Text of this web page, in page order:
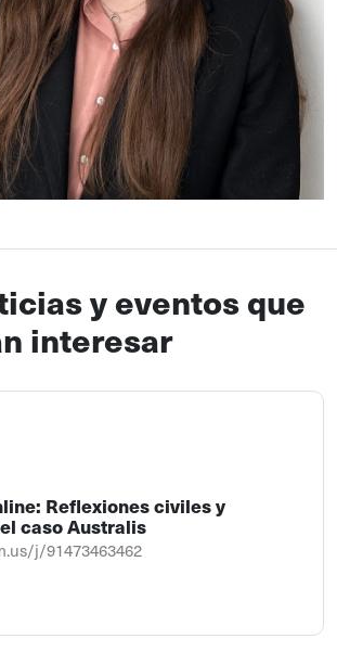
y eventos que
interesar
Reflexiones civiles y
caso Australis
j/91473463462